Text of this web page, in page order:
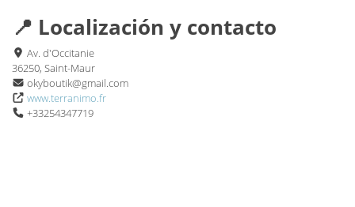
📍 Localización y contacto
Av. d'Occitanie
36250, Saint-Maur
okyboutik@gmail.com
www.terranimo.fr
+33254347719